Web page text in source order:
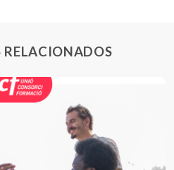
RELACIONADOS